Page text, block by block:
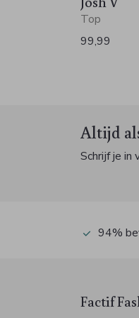
Top
99,99
Altijd
Schrijf je in
94%
Factif